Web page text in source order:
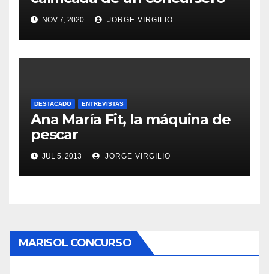
NOV 7, 2020 JORGE VIRGILIO
DESTACADO ENTREVISTAS
Ana María Fit, la máquina de
pescar
JUL 5, 2013 JORGE VIRGILIO
MARISOL CONCURSO